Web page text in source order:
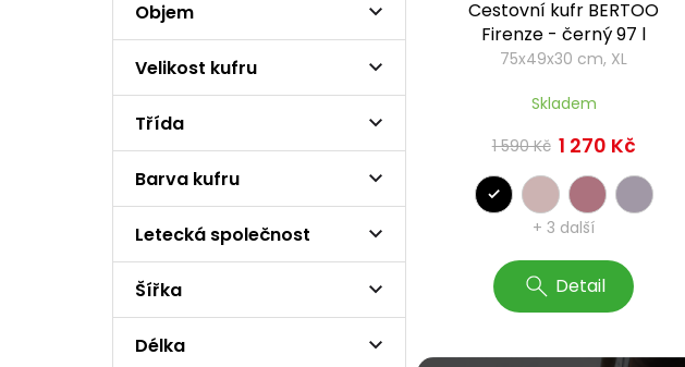
Objem
Velikost kufru
Třída
Barva kufru
Letecká společnost
Šířka
Délka
Cestovní kufr BERTOO
Firenze - černý 97 l
75x49x30 cm, XL
Skladem
1 590 Kč 1 270 Kč
Detail
+ 3 další